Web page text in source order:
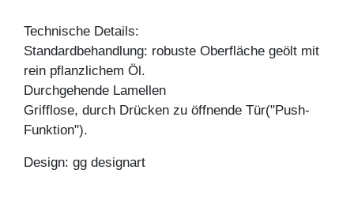
Technische Details:
Standardbehandlung: robuste Oberfläche geölt mit
rein pflanzlichem Öl.
Durchgehende Lamellen
Grifflose, durch Drücken zu öffnende Tür("Push-
Funktion").
Design: gg designart